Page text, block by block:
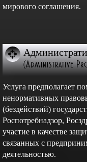
мирового соглашения.
(Administrative
Услуга предполагает
ненормативных
(бездействий)
Роспотребнадзор,
участие в качестве
связанных с
деятельностью.